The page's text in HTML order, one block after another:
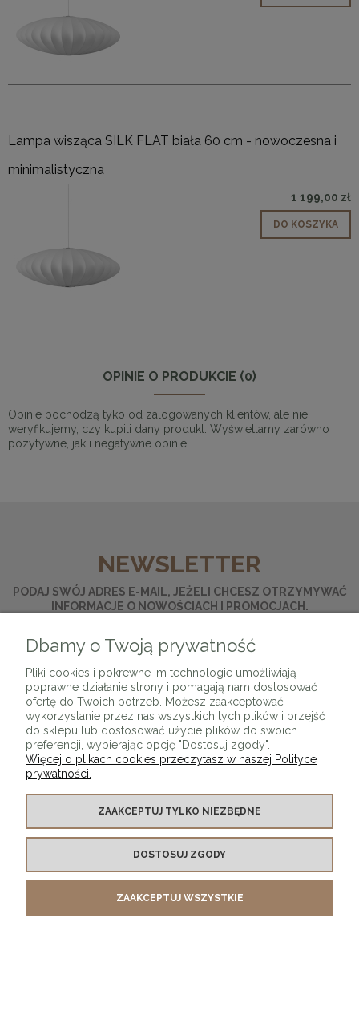
Lampa wisząca SILK FLAT biała 60 cm - nowoczesna i
minimalistyczna
1 199,00 zł
DO KOSZYKA
OPINIE O PRODUKCIE (0)
Opinie pochodzą tyko od zalogowanych klientów, ale nie
weryfikujemy, czy kupili dany produkt. Wyświetlamy zarówno
pozytywne, jak i negatywne opinie.
NEWSLETTER
PODAJ SWÓJ ADRES E-MAIL, JEŻELI CHCESZ OTRZYMYWAĆ
INFORMACJE O NOWOŚCIACH I PROMOCJACH.
KONTAKT Z NAMI
MOJE KONTO
Dbamy o Twoją prywatność
Pliki cookies i pokrewne im technologie umożliwiają
poprawne działanie strony i pomagają nam dostosować
ofertę do Twoich potrzeb. Możesz zaakceptować
wykorzystanie przez nas wszystkich tych plików i przejść
do sklepu lub dostosować użycie plików do swoich
preferencji, wybierając opcję "Dostosuj zgody".
Więcej o plikach cookies przeczytasz w naszej Polityce
prywatności.
ZAAKCEPTUJ TYLKO NIEZBĘDNE
DOSTOSUJ ZGODY
ZAAKCEPTUJ WSZYSTKIE